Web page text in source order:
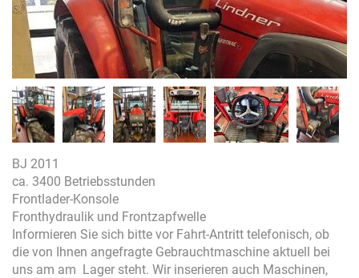
BJ 2011
ca. 3400 Betriebsstunden
Frontlader-Konsole
Fronthydraulik und Frontzapfwelle
Informieren Sie sich bitte vor Fahrt-Antritt telefonisch, ob
die von Ihnen angefragte Gebrauchtmaschine aktuell bei
uns am am Lager steht. Wir inserieren auch Maschinen,